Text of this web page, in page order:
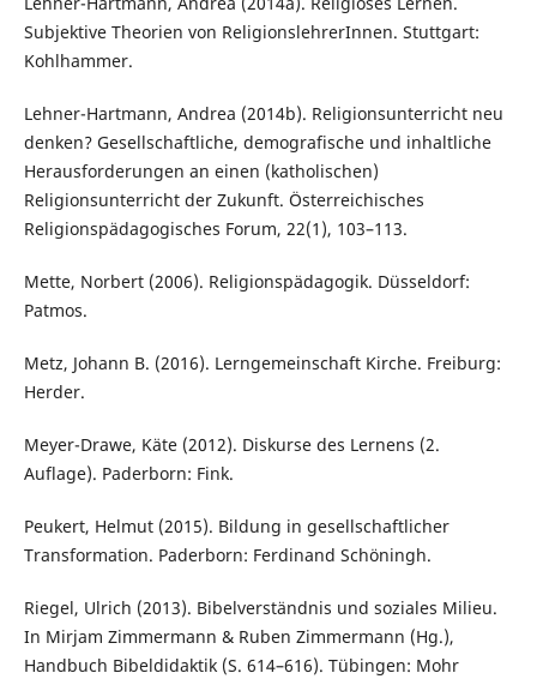
Subjektive Theorien von ReligionslehrerInnen. Stuttgart:
Kohlhammer.
Lehner-Hartmann, Andrea (2014b). Religionsunterricht neu
denken? Gesellschaftliche, demografische und inhaltliche
Herausforderungen an einen (katholischen)
Religionsunterricht der Zukunft. Österreichisches
Religionspädagogisches Forum, 22(1), 103–113.
Mette, Norbert (2006). Religionspädagogik. Düsseldorf:
Patmos.
Metz, Johann B. (2016). Lerngemeinschaft Kirche. Freiburg:
Herder.
Meyer-Drawe, Käte (2012). Diskurse des Lernens (2.
Auflage). Paderborn: Fink.
Peukert, Helmut (2015). Bildung in gesellschaftlicher
Transformation. Paderborn: Ferdinand Schöningh.
Riegel, Ulrich (2013). Bibelverständnis und soziales Milieu.
In Mirjam Zimmermann & Ruben Zimmermann (Hg.),
Handbuch Bibeldidaktik (S. 614–616). Tübingen: Mohr